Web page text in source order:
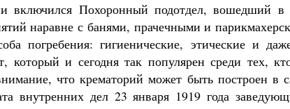
включился Похоронный подотдел, вошедший в
наравне с банями, прачечными и
погребения: гигиенические, этические и
который и сегодня так популярен среди тех,
что крематорий может быть построен в
внутренних дел 23 января 1919 года